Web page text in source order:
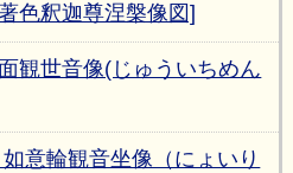
色釈迦尊涅槃像図]
観世音像(じゅういちめん
意輪観音坐像（にょいり